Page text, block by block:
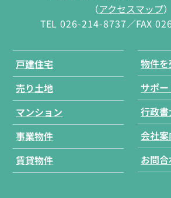
（アクセスマップ）
TEL 026-214-8737／FAX
戸建住宅
売り土地
マンション
事業物件
賃貸物件
物件を
サポ
行政
会社案
お問